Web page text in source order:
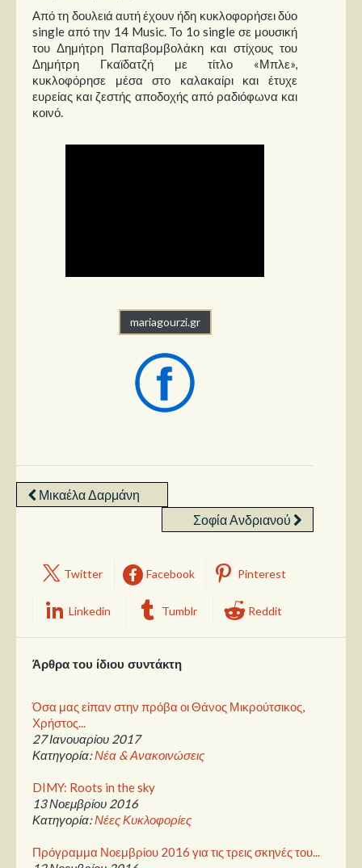
Από τη δουλειά αυτή έχουν ήδη κυκλοφορήσει δύο
single από την 14 Music. To 1ο single σε μουσική
του Δημήτρη Παπαβομβολάκη και στίχους του
Δημήτρη Γκαϊδατζή με τίτλο «Μπλε»,
κυκλοφόρησε μέσα στο καλακαίρι και έτυχε
ευρείας και ζεστής αποδοχής από ραδιόφωνα και
κοινό.
mariagourzi.gr
Μικαέλα Δαρμάνη
Σοφία Ανδριανού
Twitter Facebook Pinterest
Linkedin Tumblr Reddit
Άρθρα του ίδιου συντάκτη
Όσα μας είπαν στην πρόβα οι Θάνος Μικρούτσικος,
Χρήστος...
27 Ιανουαρίου 2017
Κατηγορία:Νέα & Ανακοινώσεις
DIMY: Roots in the sky
13 Νοεμβρίου 2016
Κατηγορία:Νέες Κυκλοφορίες
Πρόγραμμα Νοεμβρίου 2016 για τις τρεις σκηνές του...